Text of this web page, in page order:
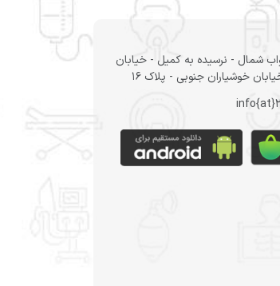
شمال - نرسیده به کمیل - خیابان
خوشیاران جنوبی - پلاک 16